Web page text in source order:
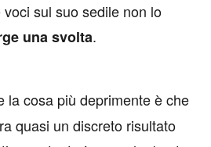
sul suo sedile non lo
una svolta.
la cosa più deprimente è che
quasi un discreto risultato